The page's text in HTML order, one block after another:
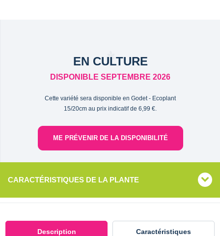
EN CULTURE
DISPONIBLE SEPTEMBRE 2026
Cette variété sera disponible en Godet - Ecoplant
15/20cm au prix indicatif de 6,99 €.
ME PRÉVENIR DE LA DISPONIBILITÉ
CARACTÉRISTIQUES DE LA PLANTE
Description Caractéristiques